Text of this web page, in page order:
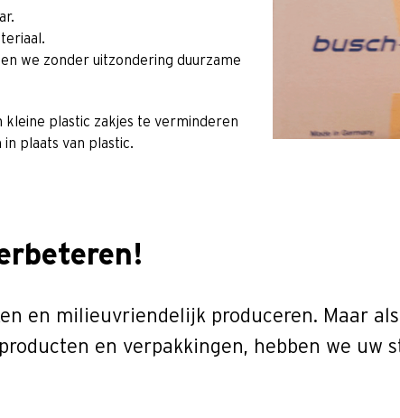
we zonder uitzondering duurzame
kleine plastic zakjes te verminderen
plaats van plastic.
en milieuvriendelijk produceren. Maar
en verpakkingen, hebben we uw